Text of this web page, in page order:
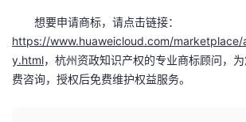
想要申请商标，请点击链接：
https://www.huaweicloud.com/marketplace/
y.html，杭州资政知识产权的专业商标顾问，
费咨询，授权后免费维护权益服务。